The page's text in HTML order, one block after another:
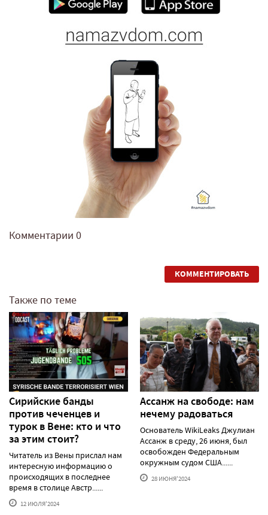
Комментарии 0
КОММЕНТИРОВАТЬ
Также по теме
Сирийские банды
против чеченцев и
турок в Вене: кто и что
за этим стоит?
Читатель из Вены прислал нам
интересную информацию о
происходящих в последнее
время в столице Австр......
12 ИЮЛЯ'2024
Ассанж на свободе: нам
нечему радоваться
Основатель WikiLeaks Джулиан
Ассанж в среду, 26 июня, был
освобожден Федеральным
окружным судом США......
28 ИЮНЯ'2024